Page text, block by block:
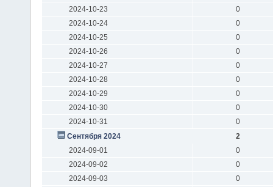
2024-10-23
0
2024-10-24
0
2024-10-25
0
2024-10-26
0
2024-10-27
0
2024-10-28
0
2024-10-29
0
2024-10-30
0
2024-10-31
0
Сентября 2024
2
2024-09-01
0
2024-09-02
0
2024-09-03
0